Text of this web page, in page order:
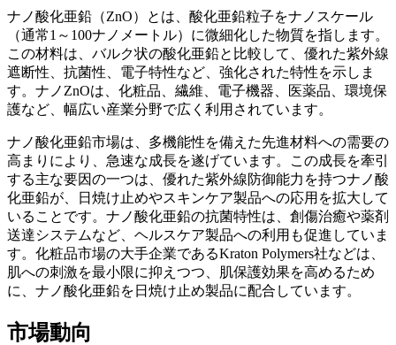
ナノ酸化亜鉛（ZnO）とは、酸化亜鉛粒子をナノスケール
（通常1～100ナノメートル）に微細化した物質を指します。
この材料は、バルク状の酸化亜鉛と比較して、優れた紫外線
遮断性、抗菌性、電子特性など、強化された特性を示しま
す。ナノZnOは、化粧品、繊維、電子機器、医薬品、環境保
護など、幅広い産業分野で広く利用されています。
ナノ酸化亜鉛市場は、多機能性を備えた先進材料への需要の
高まりにより、急速な成長を遂げています。この成長を牽引
する主な要因の一つは、優れた紫外線防御能力を持つナノ酸
化亜鉛が、日焼け止めやスキンケア製品への応用を拡大して
いることです。ナノ酸化亜鉛の抗菌特性は、創傷治癒や薬剤
送達システムなど、ヘルスケア製品への利用も促進していま
す。化粧品市場の大手企業であるKraton Polymers社などは、
肌への刺激を最小限に抑えつつ、肌保護効果を高めるため
に、ナノ酸化亜鉛を日焼け止め製品に配合しています。
市場動向